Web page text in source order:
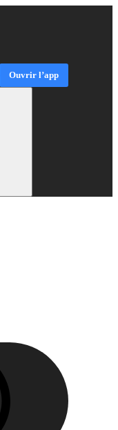
Ouvrir l’app